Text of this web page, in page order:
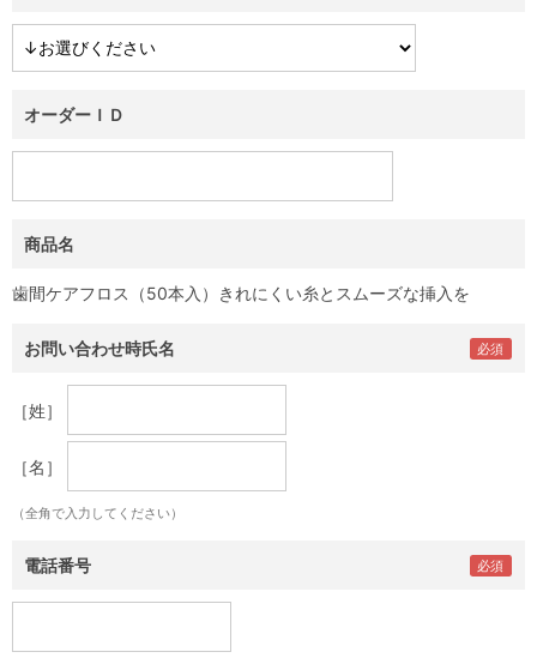
オーダーＩＤ
商品名
歯間ケアフロス（50本入）きれにくい糸とスムーズな挿入を
お問い合わせ時氏名
［姓］
［名］
（全角で入力してください）
電話番号